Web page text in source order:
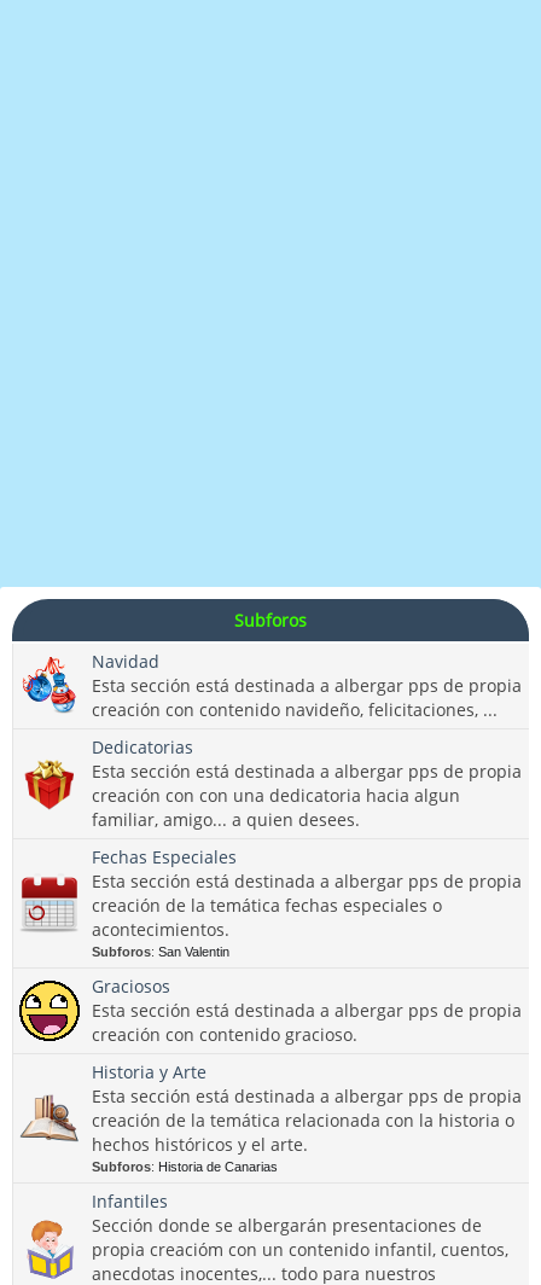
Subforos
Navidad
Esta sección está destinada a albergar pps de propia
creación con contenido navideño, felicitaciones, ...
Dedicatorias
Esta sección está destinada a albergar pps de propia
creación con con una dedicatoria hacia algun
familiar, amigo... a quien desees.
Fechas Especiales
Esta sección está destinada a albergar pps de propia
creación de la temática fechas especiales o
acontecimientos.
Subforos: San Valentin
Graciosos
Esta sección está destinada a albergar pps de propia
creación con contenido gracioso.
Historia y Arte
Esta sección está destinada a albergar pps de propia
creación de la temática relacionada con la historia o
hechos históricos y el arte.
Subforos: Historia de Canarias
Infantiles
Sección donde se albergarán presentaciones de
propia creacióm con un contenido infantil, cuentos,
anecdotas inocentes,... todo para nuestros